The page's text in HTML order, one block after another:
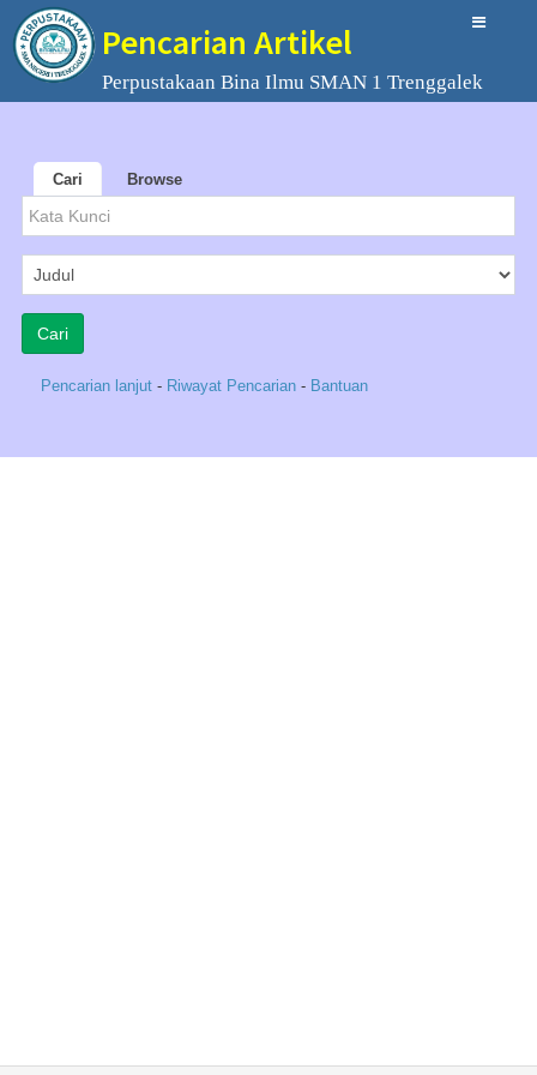
Pencarian Artikel
Perpustakaan Bina Ilmu SMAN 1 Trenggalek
Cari Browse
Pencarian lanjut - Riwayat Pencarian - Bantuan